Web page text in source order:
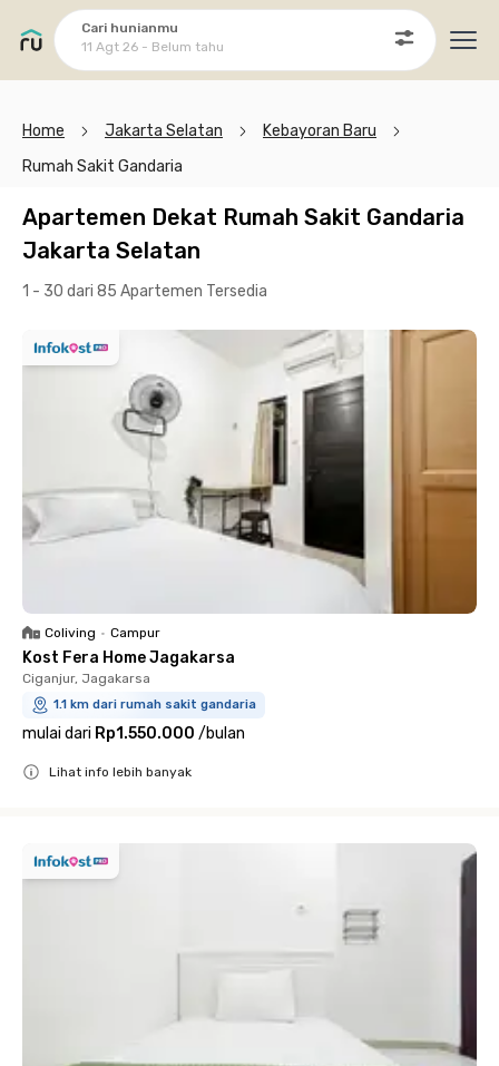
Cari hunianmu
11 Agt 26 - Belum tahu
Home Jakarta Selatan
Kebayoran Baru
Rumah Sakit Gandaria
Apartemen Dekat Rumah Sakit Gandaria
Jakarta Selatan
1 - 30 dari 85 Apartemen Tersedia
Coliving • Campur
Kost Fera Home Jagakarsa
Ciganjur, Jagakarsa
1.1 km dari rumah sakit gandaria
mulai dari Rp1.550.000 /bulan
Lihat info lebih banyak